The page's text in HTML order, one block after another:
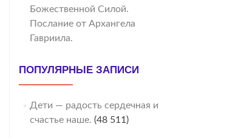
Божественной Силой.
Послание от Архангела
Гавриила.
ПОПУЛЯРНЫЕ ЗАПИСИ
Дети — радость сердечная и
счастье наше. (48 511)